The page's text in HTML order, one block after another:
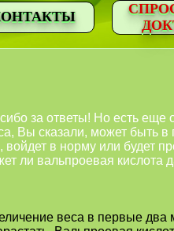
за ответы! Но есть еще
Вы сказали, может быть
в норму или будет
ли вальпроевая кислота
веса в первые два